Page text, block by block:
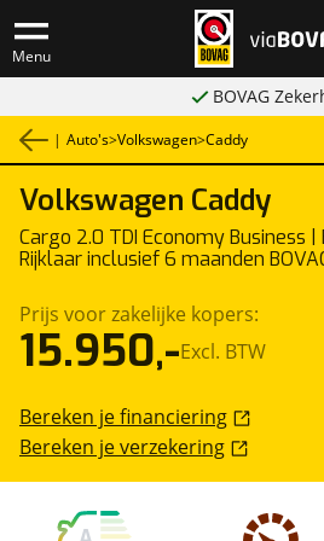
Menu
BOVAG
| Auto's>Volkswagen>Caddy
Volkswagen Caddy
Cargo 2.0 TDI Economy Business |
Rijklaar inclusief 6 maanden
Bedrijfswagen
Prijs voor zakelijke kopers:
15.950,-Excl. BTW
Bereken je financiering
Bereken je verzekering